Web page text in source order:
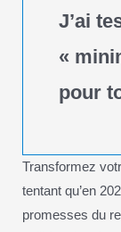
J’ai
«
pour
Transformez
tentant qu’en
promesses du